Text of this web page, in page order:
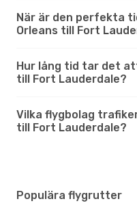
När är den perfekta
Orleans till Fort
Hur lång tid tar det
till Fort Lauderdale?
Vilka flygbolag
till Fort Lauderdale?
Populära flygrutter